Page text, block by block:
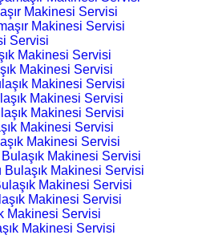
Makinesi Servisi
Makinesi Servisi
Servisi
Makinesi Servisi
Makinesi Servisi
Makinesi Servisi
Makinesi Servisi
Makinesi Servisi
Makinesi Servisi
Makinesi Servisi
Makinesi Servisi
Bulaşık Makinesi Servisi
Makinesi Servisi
Makinesi Servisi
Makinesi Servisi
Makinesi Servisi